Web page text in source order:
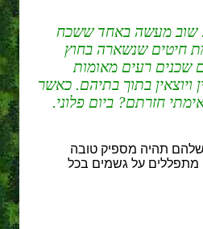
שוב מעשה באחד ששכח
חיטים שנשארה בחוץ
שכנים רעים מאומות
ויוצאין בתוך בתיהם. כאשר
חזרתם? ביום פלוני.
שלהם תהיה מספיק טובה
מתפללים על גשמים בכל